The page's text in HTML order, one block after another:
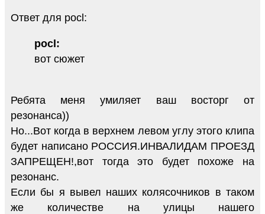
Ответ для pocl:
pocl:
вот сюжет
Ребята меня умиляет ваш восторг от
резонанса))
Но...Вот когда в верхнем левом углу этого клипа
будет написано РОССИЯ.ИНВАЛИДАМ ПРОЕЗД
ЗАПРЕЩЕН!,вот тогда это будет похоже на
резонанс.
Если бы я вывел наших колясочников в таком
же количестве на улицы нашего